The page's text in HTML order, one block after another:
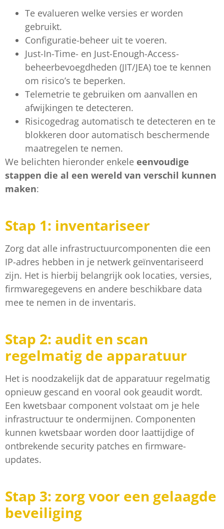
Te evalueren welke versies er worden
gebruikt.
Configuratie-beheer uit te voeren.
Just-In-Time- en Just-Enough-Access-
beheerbevoegdheden (JIT/JEA) toe te kennen
om risico’s te beperken.
Telemetrie te gebruiken om aanvallen en
afwijkingen te detecteren.
Risicogedrag automatisch te detecteren en te
blokkeren door automatisch beschermende
maatregelen te nemen.
We belichten hieronder enkele eenvoudige
stappen die al een wereld van verschil kunnen
maken:
Stap 1: inventariseer
Zorg dat alle infrastructuurcomponenten die een
IP-adres hebben in je netwerk geïnventariseerd
zijn. Het is hierbij belangrijk ook locaties, versies,
firmwaregegevens en andere beschikbare data
mee te nemen in de inventaris.
Stap 2: audit en scan
regelmatig de apparatuur
Het is noodzakelijk dat de apparatuur regelmatig
opnieuw gescand en vooral ook geaudit wordt.
Een kwetsbaar component volstaat om je hele
infrastructuur te ondermijnen. Componenten
kunnen kwetsbaar worden door laattijdige of
ontbrekende security patches en firmware-
updates.
Stap 3: zorg voor een gelaagde
beveiliging